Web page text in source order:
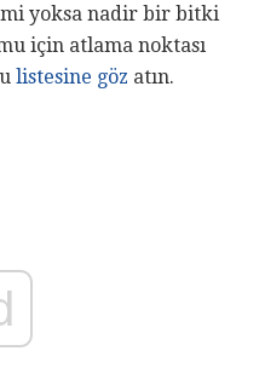
mi yoksa nadir bir bitki
için atlama noktası
listesine göz atın.